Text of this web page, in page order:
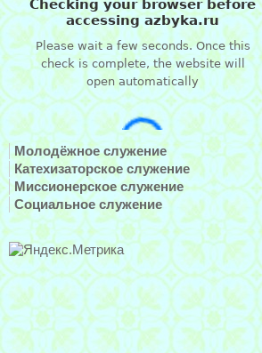
Молодёжное служение
Катехизаторское служение
Миссионерское служение
Социальное служение